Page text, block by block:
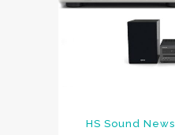
HS Sound News